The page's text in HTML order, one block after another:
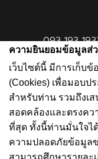
093 193
©
ความยินยอมข้อมูลส่
เว็บไซต์นี้ มีการเก็บข้
(Cookies) เพื่อมอบ
สำหรับท่าน รวมถึงเ
สอดคล้องและตรงค
ที่สุด ทั้งนี้ท่านมั่นใจไ
ความปลอดภัยข้อมูล
สามารถศึกษารายละ